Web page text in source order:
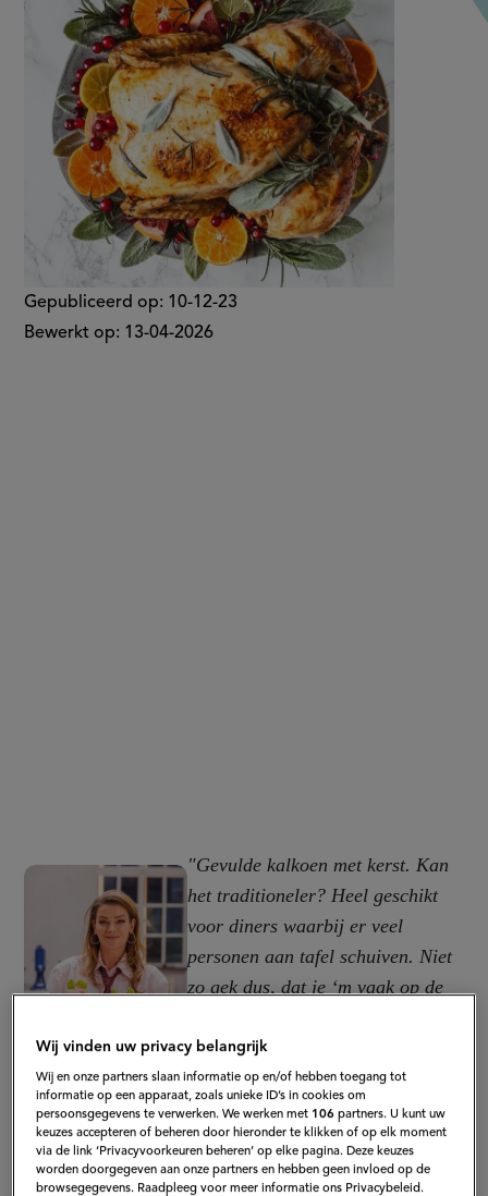
Gepubliceerd op: 10-12-23
Bewerkt op: 13-04-2026
Miljuschka
Witzenhausen
"Gevulde kalkoen met kerst. Kan
het traditioneler? Heel geschikt
voor diners waarbij er veel
personen aan tafel schuiven. Niet
zo gek dus, dat je ‘m vaak op de
kan (haast) niet mislukken. En dat
maakt ‘m nog geschikter voor de
feestdagen die toch al een tikkie
stressvol kunnen zijn."
Wij vinden uw privacy belangrijk
Wij en onze partners slaan informatie op en/of hebben toegang tot
informatie op een apparaat, zoals unieke ID’s in cookies om
persoonsgegevens te verwerken. We werken met 106 partners. U kunt uw
keuzes accepteren of beheren door hieronder te klikken of op elk moment
via de link ‘Privacyvoorkeuren beheren’ op elke pagina. Deze keuzes
worden doorgegeven aan onze partners en hebben geen invloed op de
browsegegevens. Raadpleeg voor meer informatie ons Privacybeleid.